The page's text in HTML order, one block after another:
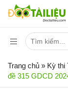
Trang chủ » Kỳ thi
đề 315 GDCD